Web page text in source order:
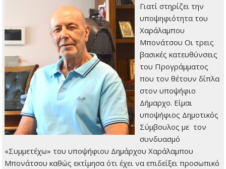
Γιατί στηρίζει την
υποψηφιότητα του
Χαράλαμπου
Μπονάτσου Οι τρεις
βασικές κατευθύνσεις
του Προγράμματος
που τον θέτουν δίπλα
στον υποψήφιο
Δήμαρχο. Είμαι
υποψήφιος Δημοτικός
Σύμβουλος με τον
συνδυασμό
«Συμμετέχω» του υποψήφιου Δημάρχου Χαράλαμπου
Μπονάτσου καθώς εκτίμησα ότι έχει να επιδείξει προσωπικό